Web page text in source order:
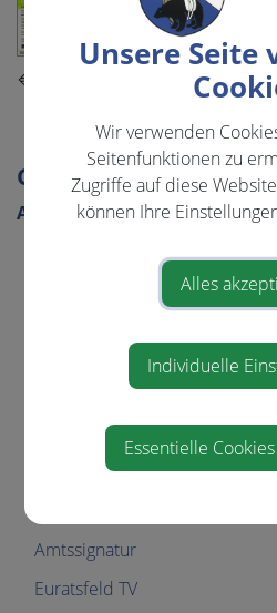
GEMEINDE &
Aktuelles
Gemeindenachrichten
WhatsApp-Service
Neuigkeiten
Amtssignatur
Euratsfeld TV
⇐ zurück
Unsere Seite
Wir verwenden
Seitenfunktionen zu
Zugriffe auf diese
können Ihre
Alles
Individuelle
Essentielle